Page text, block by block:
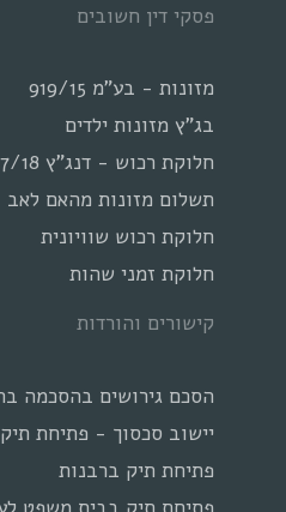
פסקי דין חשובים
מזונות - בע"מ 919/15
בג"ץ מזונות ילדים
חלוקת רכוש - דנג"ץ 8537/18
תשלום מזונות מהאם לאב
חלוקת רכוש שוויונית
חלוקת זמני שהות
קישורים והורדות
הסכם גירושים בהסכמה
יישוב סכסוך - פתיחת תיק
פתיחת תיק ברבנות